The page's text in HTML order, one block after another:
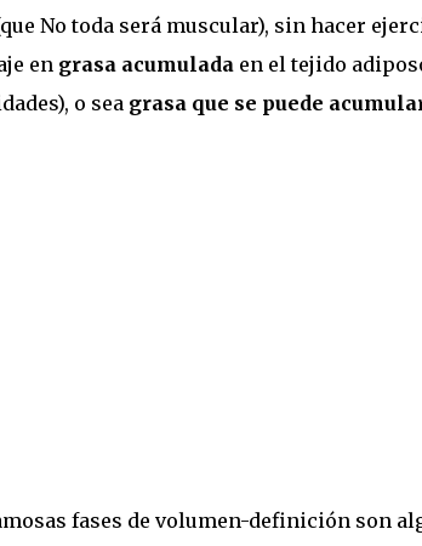
No toda será muscular), sin hacer
en grasa acumulada en el tejido
o sea grasa que se puede
fases de volumen-definición son